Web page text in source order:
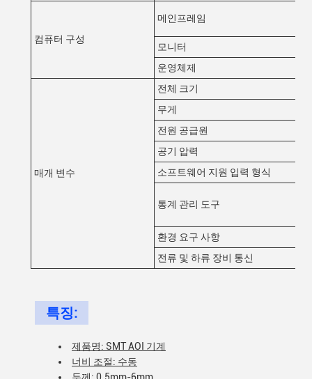
컴퓨터 구성
메인프레임
모니터
운영체제
매개 변수
전체 크기
무게
전원 공급원
공기 압력
소프트웨어 지원 입력 형식
통계 관리 도구
환경 요구 사항
전류 및 하류 장비 통신
특징:
제품명: SMT AOI 기계
너비 조절: 수동